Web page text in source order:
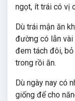
ngọt, ít trái có vị
Dù trái mận ăn
đường có lẫn vài
đem tách đôi,
trong rồi ăn.
Dù ngày nay có
giống để cho